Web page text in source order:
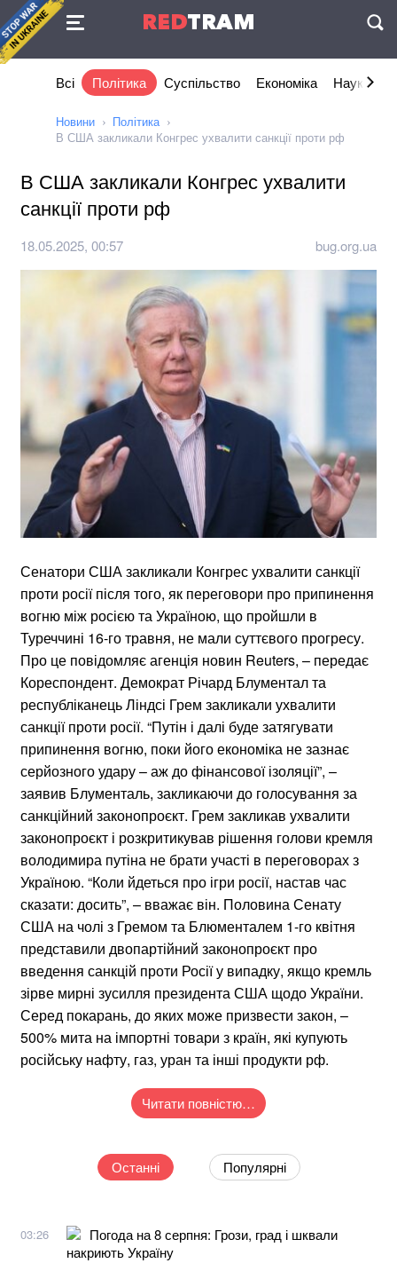
REDTRAM
Угода
Всі Політика Суспільство Економіка Наука та
Новини
Політика
В США закликали Конгрес ухвалити санкції проти рф
В США закликали Конгрес ухвалити
санкції проти рф
18.05.2025, 00:57 bug.org.ua
Сенатори США закликали Конгрес ухвалити санкції
проти росії після того, як переговори про припинення
вогню між росією та Україною, що пройшли в
Туреччині 16-го травня, не мали суттєвого прогресу.
Про це повідомляє агенція новин Reuters, – передає
Кореспондент. Демократ Річард Блументал та
республіканець Ліндсі Грем закликали ухвалити
санкції проти росії. “Путін і далі буде затягувати
припинення вогню, поки його економіка не зазнає
серйозного удару – аж до фінансової ізоляції”, –
заявив Блументаль, закликаючи до голосування за
санкційний законопроєкт. Грем закликав ухвалити
законопроєкт і розкритикував рішення голови кремля
володимира путіна не брати участі в переговорах з
Україною. “Коли йдеться про ігри росії, настав час
сказати: досить”, – вважає він. Половина Сенату
США на чолі з Гремом та Блюменталем 1-го квітня
представили двопартійний законопроєкт про
введення санкцій проти Росії у випадку, якщо кремль
зірве мирні зусилля президента США щодо України.
Серед покарань, до яких може призвести закон, –
500% мита на імпортні товари з країн, які купують
російську нафту, газ, уран та інші продукти рф.
Читати повністю…
Останні Популярні
03:26
Погода на 8 серпня: Грози, град і шквали
накриють Україну